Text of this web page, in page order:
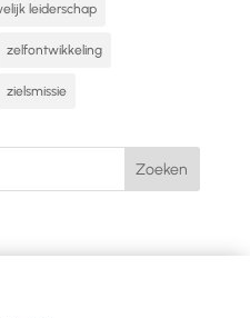
leiderschap
zelfontwikkeling
zielsmissie